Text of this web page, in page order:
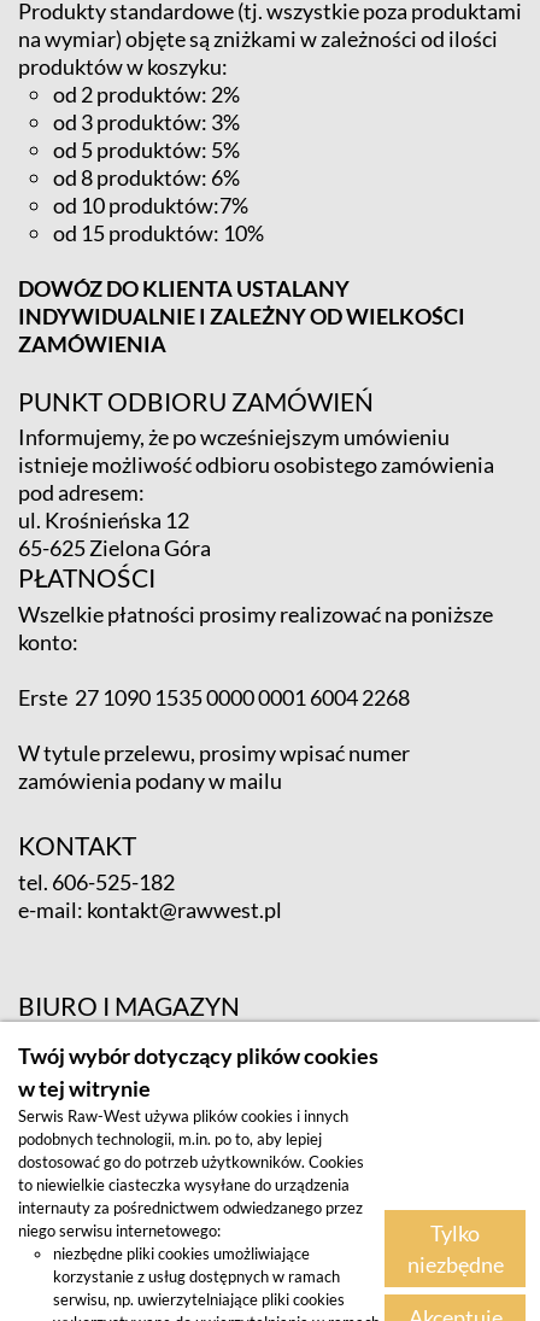
Produkty standardowe (tj. wszystkie poza produktami
na wymiar) objęte są zniżkami w zależności od ilości
produktów w koszyku:
od 2 produktów: 2%
od 3 produktów: 3%
od 5 produktów: 5%
od 8 produktów: 6%
od 10 produktów:7%
od 15 produktów: 10%
DOWÓZ DO KLIENTA USTALANY
INDYWIDUALNIE I ZALEŻNY OD WIELKOŚCI
ZAMÓWIENIA
PUNKT ODBIORU ZAMÓWIEŃ
Informujemy, że po wcześniejszym umówieniu
istnieje możliwość odbioru osobistego zamówienia
pod adresem:
ul. Krośnieńska 12
65-625 Zielona Góra
PŁATNOŚCI
Wszelkie płatności prosimy realizować na poniższe
konto:
Erste 27 1090 1535 0000 0001 6004 2268
W tytule przelewu, prosimy wpisać numer
zamówienia podany w mailu
KONTAKT
tel. 606-525-182
e-mail: kontakt@rawwest.pl
BIURO I MAGAZYN
ul. Krośnieńska 12; 65-625 Zielona Góra
Regulamin
Polityka prywatności
Twój wybór dotyczący plików cookies
w tej witrynie
Serwis Raw-West używa plików cookies i innych
podobnych technologii, m.in. po to, aby lepiej
dostosować go do potrzeb użytkowników. Cookies
to niewielkie ciasteczka wysyłane do urządzenia
internauty za pośrednictwem odwiedzanego przez
niego serwisu internetowego:
niezbędne pliki cookies umożliwiające
korzystanie z usług dostępnych w ramach
serwisu, np. uwierzytelniające pliki cookies
Tylko
niezbędne